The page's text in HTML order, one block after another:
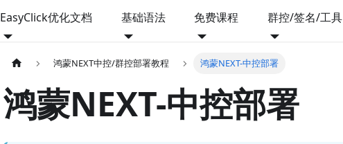
EasyClick优化文档 基础语法 免费课程 群控/签名/工具
鸿蒙NEXT中控/群控部署教程 鸿蒙NEXT-中控部署
鸿蒙NEXT-中控部署